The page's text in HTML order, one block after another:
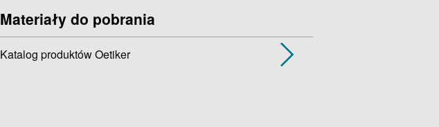
Materiały do pobrania
Katalog produktów Oetiker